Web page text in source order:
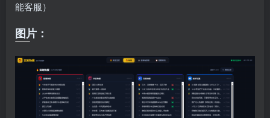
能客服）
图片：